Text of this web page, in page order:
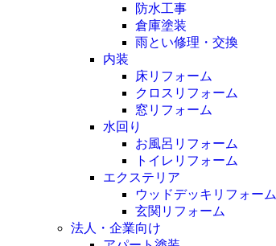
防水工事
倉庫塗装
雨とい修理・交換
内装
床リフォーム
クロスリフォーム
窓リフォーム
水回り
お風呂リフォーム
トイレリフォーム
エクステリア
ウッドデッキリフォーム
玄関リフォーム
法人・企業向け